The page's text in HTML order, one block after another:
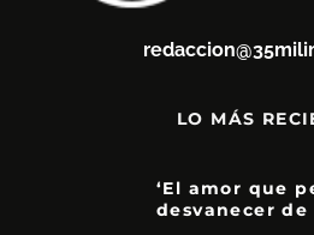
LO MÁS
‘El amor que
desvanecer